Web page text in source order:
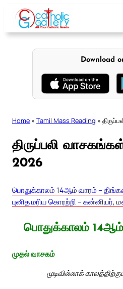
content
Download
Home » Tamil Mass Reading »
திருப்பலி
2026
பொதுக்காலம் 14ஆம் வாரம் –
புனித மரிய கொரற்றி – கன்னியர்,
பொதுக்காலம்
முதல் வாசகம்
முடிவில்லாக்